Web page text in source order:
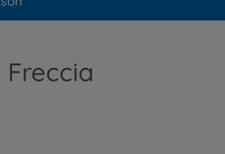
Freccia